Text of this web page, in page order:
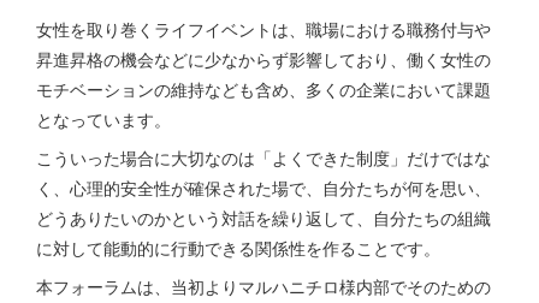
女性を取り巻くライフイベントは、職場における職務付与や
昇進昇格の機会などに少なからず影響しており、働く女性の
モチベーションの維持なども含め、多くの企業において課題
となっています。
こういった場合に大切なのは「よくできた制度」だけではな
く、心理的安全性が確保された場で、自分たちが何を思い、
どうありたいのかという対話を繰り返して、自分たちの組織
に対して能動的に行動できる関係性を作ることです。
本フォーラムは、当初よりマルハニチロ様内部でそのための